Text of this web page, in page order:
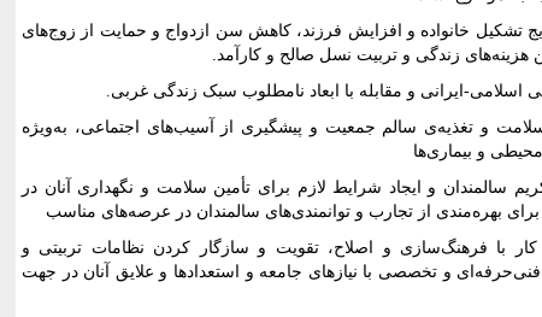
تشکیل خانواده و افزایش فرزند، کاهش سن ازدواج و حمایت از زوج‌های
هزینه‌های زندگی و تربیت نسل صالح و کارآمد.
اسلامی-ایرانی و مقابله با ابعاد نامطلوب سبک زندگی غربی.
سلامت و تغذیه‌ی سالم جمعیت و پیشگیری از آسیب‌های اجتماعی، به‌ویژه
و بیماری‌ها
سالمندان و ایجاد شرایط لازم برای تأمین سلامت و نگهداری آنان در
برای بهره‌مندی از تجارب و توانمندی‌های سالمندان در عرصه‌های مناسب
با فرهنگ‌سازی و اصلاح، تقویت و سازگار کردن نظامات تربیتی و
و تخصصی با نیازهای جامعه و استعدادها و علایق آنان در جهت